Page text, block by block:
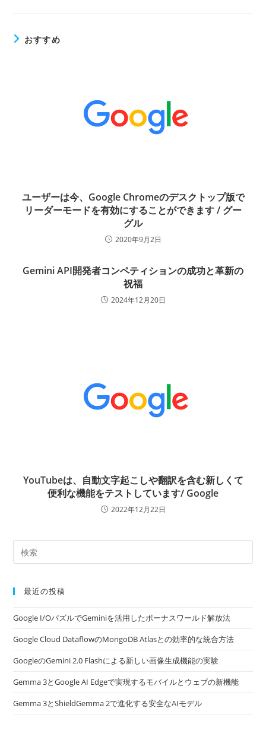
おすすめ
ユーザーは今、Google Chromeのデスクトップ版で
リーダーモードを有効にすることができます / グー
グル
2020年9月2日
Gemini API開発者コンペティションの成功と革新の
祝福
2024年12月20日
YouTubeは、自動文字起こしや翻訳を含む新しくて
便利な機能をテストしています/ Google
2022年12月22日
最近の投稿
Google I/OパズルでGeminiを活用したボーナスワールド解放法
Google Cloud DataflowのMongoDB Atlasとの効率的な統合方法
GoogleのGemini 2.0 Flashによる新しい画像生成機能の実験
Gemma 3とGoogle AI Edgeで実現するモバイルとウェブの新機能
Gemma 3とShieldGemma 2で進化する安全なAIモデル